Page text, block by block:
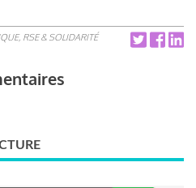
RSE & SOLIDARITÉ